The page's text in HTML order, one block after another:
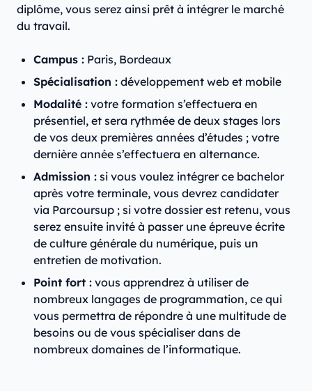
diplôme, vous serez ainsi prêt à intégrer le marché
du travail.
Campus : Paris, Bordeaux
Spécialisation : développement web et mobile
Modalité : votre formation s’effectuera en
présentiel, et sera rythmée de deux stages lors
de vos deux premières années d’études ; votre
dernière année s’effectuera en alternance.
Admission : si vous voulez intégrer ce bachelor
après votre terminale, vous devrez candidater
via Parcoursup ; si votre dossier est retenu, vous
serez ensuite invité à passer une épreuve écrite
de culture générale du numérique, puis un
entretien de motivation.
Point fort : vous apprendrez à utiliser de
nombreux langages de programmation, ce qui
vous permettra de répondre à une multitude de
besoins ou de vous spécialiser dans de
nombreux domaines de l’informatique.